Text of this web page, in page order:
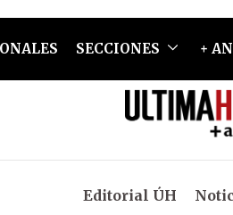
SECCIONES +
Editorial ÚH